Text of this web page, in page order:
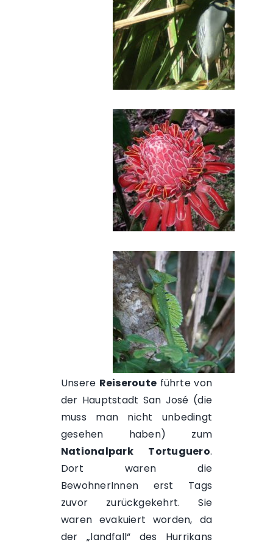
Unsere Reiseroute führte von
der Hauptstadt San José (die
muss man nicht unbedingt
gesehen haben) zum
Nationalpark Tortuguero.
Dort waren die
BewohnerInnen erst Tags
zuvor zurückgekehrt. Sie
waren evakuiert worden, da
der „landfall“ des Hurrikans